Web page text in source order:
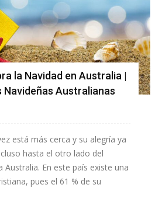
la Navidad en Australia |
Navideñas Australianas
está más cerca y su alegría ya
hasta el otro lado del
Australia. En este país existe una
pues el 61 % de su